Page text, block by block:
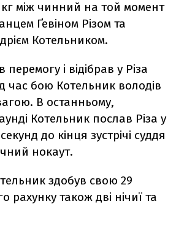
кг між чинний на той момент
Ґевіном Різом та
Котельником.
і відібрав у Різа
час бою Котельник володів
В останньому,
Котельник послав Різа у
до кінця зустрічі суддя
нокаут.
здобув свою 29
рахунку також дві нічиї та